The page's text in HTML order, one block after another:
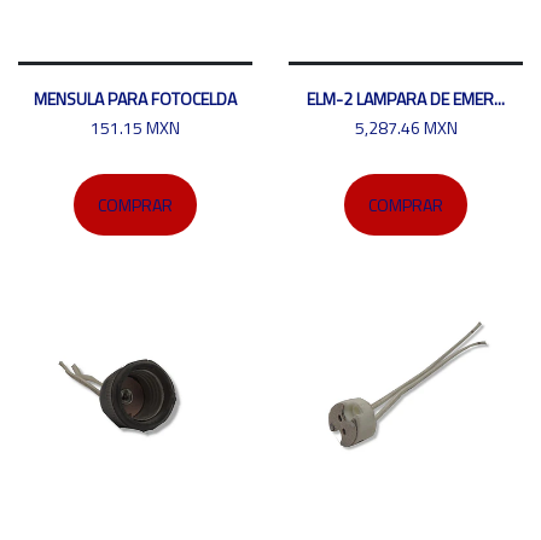
MENSULA PARA FOTOCELDA
151.15 MXN
COMPRAR
ELM-2 LAMPARA DE EMER...
5,287.46 MXN
COMPRAR